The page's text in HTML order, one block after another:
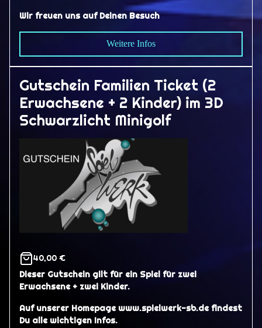
Wir freuen uns auf Deinen Besuch
Weitere Infos
Gutschein Familien Ticket (2
Erwachsene + 2 Kinder) im 3D
Schwarzlicht Minigolf
40,00 €
Dieser Gutschein gilt für ein Spiel für zwei
Erwachsene + zwei Kinder.
Auf unserer Homepage www.spielwerk-sb.de findest
Du alle wichtigen Infos.